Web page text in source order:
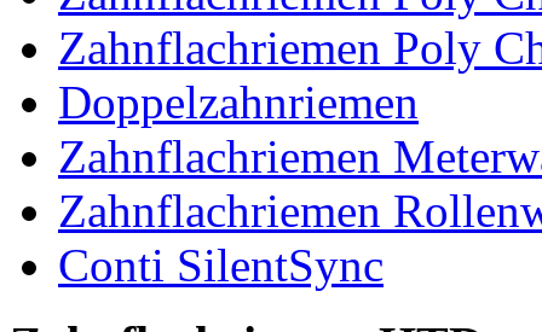
Zahnflachriemen Poly
Doppelzahnriemen
Zahnflachriemen
Zahnflachriemen
Conti SilentSync